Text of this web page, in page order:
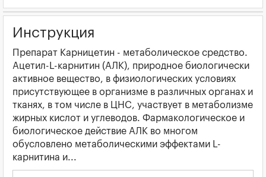
Инструкция
Препарат Карницетин - метаболическое средство.
Ацетил-L-карнитин (АЛК), природное биологически
активное вещество, в физиологических условиях
присутствующее в организме в различных органах и
тканях, в том числе в ЦНС, участвует в метаболизме
жирных кислот и углеводов. Фармакологическое и
биологическое действие АЛК во многом
обусловлено метаболическими эффектами L-
карнитина и...